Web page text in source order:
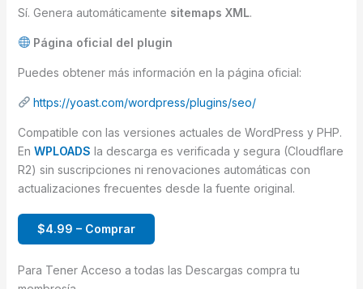
Sí. Genera automáticamente sitemaps XML.
Página oficial del plugin
Puedes obtener más información en la página oficial:
https://yoast.com/wordpress/plugins/seo/
Compatible con las versiones actuales de WordPress y PHP.
En WPLOADS la descarga es verificada y segura (Cloudflare
R2) sin suscripciones ni renovaciones automáticas con
actualizaciones frecuentes desde la fuente original.
$4.99 – Comprar
Para Tener Acceso a todas las Descargas compra tu